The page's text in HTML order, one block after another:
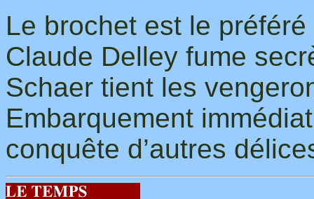
Le brochet est le
Claude Delley fume
Schaer tient les
Embarquement
conquête d’autres